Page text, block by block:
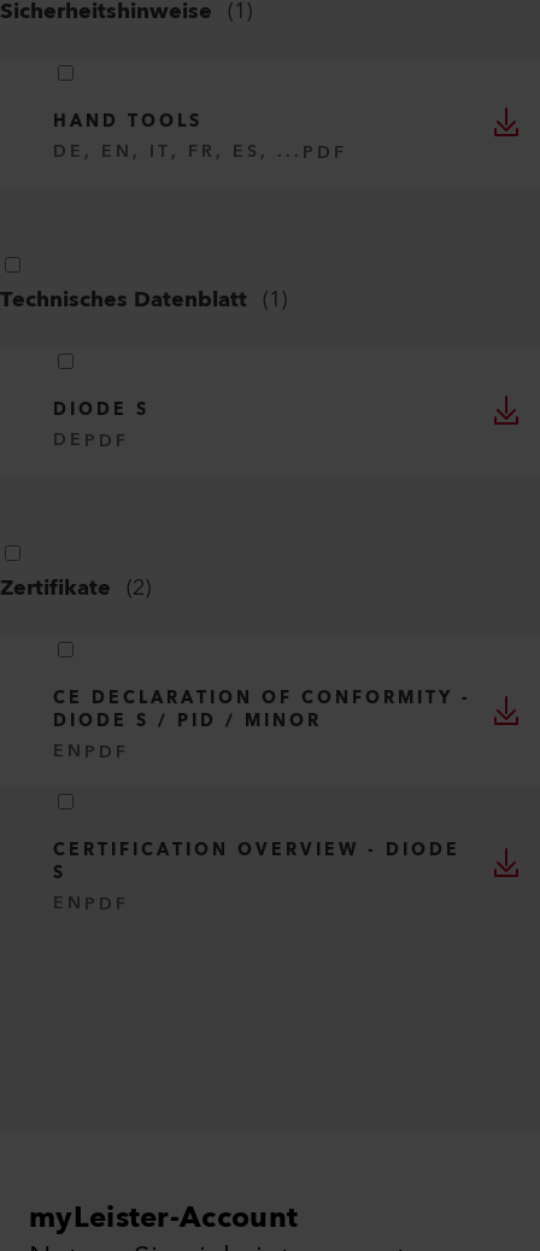
Sicherheitshinweise (1)
HAND TOOLS
DE, EN, IT, FR, ES, ... PDF
Technisches Datenblatt (1)
DIODE S
DE PDF
Zertifikate (2)
CE DECLARATION OF CONFORMITY -
DIODE S / PID / MINOR
EN PDF
CERTIFICATION OVERVIEW - DIODE
S
EN PDF
myLeister-Account